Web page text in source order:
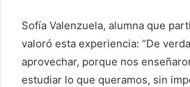
Sofía Valenzuela, alumna que
valoró esta experiencia: “De
aprovechar, porque nos
estudiar lo que queramos, sin